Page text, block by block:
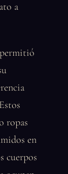
a
ropas
en
cuerpos